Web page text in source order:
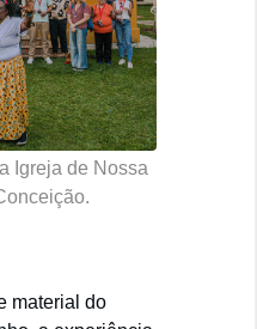
Igreja de Nossa
material do